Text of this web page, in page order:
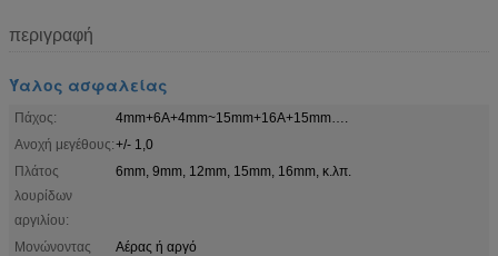
περιγραφή
Ύαλος ασφαλείας
Πάχος:
4mm+6A+4mm~15mm+16A+15mm….
Ανοχή μεγέθους:+/- 1,0
Πλάτος
λουρίδων
αργιλίου:
6mm, 9mm, 12mm, 15mm, 16mm, κ.λπ.
Μονώνοντας
Αέρας ή αργό